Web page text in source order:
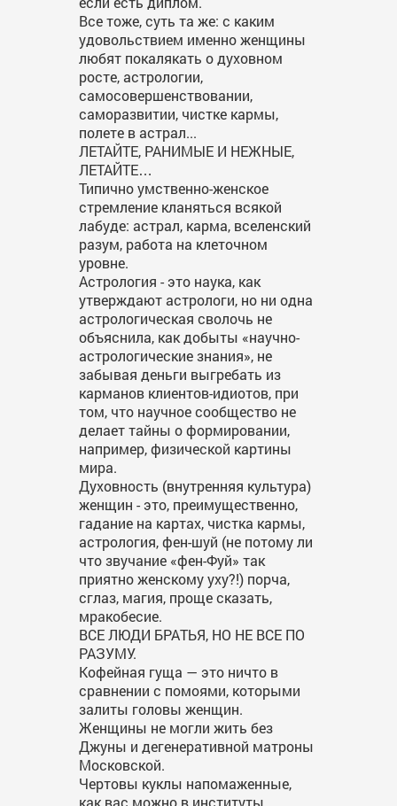
Все тоже, суть та же: с каким
удовольствием именно женщины
любят покалякать о духовном
росте, астрологии,
самосовершенствовании,
саморазвитии, чистке кармы,
полете в астрал...
ЛЕТАЙТЕ, РАНИМЫЕ И НЕЖНЫЕ,
ЛЕТАЙТЕ…
Типично умственно-женское
стремление кланяться всякой
лабуде: астрал, карма, вселенский
разум, работа на клеточном
уровне.
Астрология - это наука, как
утверждают астрологи, но ни одна
астрологическая сволочь не
объяснила, как добыты «научно-
астрологические знания», не
забывая деньги выгребать из
карманов клиентов-идиотов, при
том, что научное сообщество не
делает тайны о формировании,
например, физической картины
мира.
Духовность (внутренняя культура)
женщин - это, преимущественно,
гадание на картах, чистка кармы,
астрология, фен-шуй (не потому ли
что звучание «фен-Фуй» так
приятно женскому уху?!) порча,
сглаз, магия, проще сказать,
мракобесие.
ВСЕ ЛЮДИ БРАТЬЯ, НО НЕ ВСЕ ПО
РАЗУМУ.
Кофейная гуща — это ничто в
сравнении с помоями, которыми
залиты головы женщин.
Женщины не могли жить без
Джуны и дегенеративной матроны
Московской.
Чертовы куклы напомаженные,
как вас можно в институты